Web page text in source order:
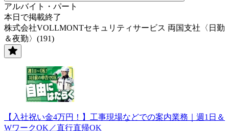
アルバイト・パート
本日で掲載終了
株式会社VOLLMONTセキュリティサービス 両国支社〈日勤
＆夜勤〉(191)
【入社祝い金4万円！】工事現場などでの案内業務｜週1日＆
WワークOK／直行直帰OK